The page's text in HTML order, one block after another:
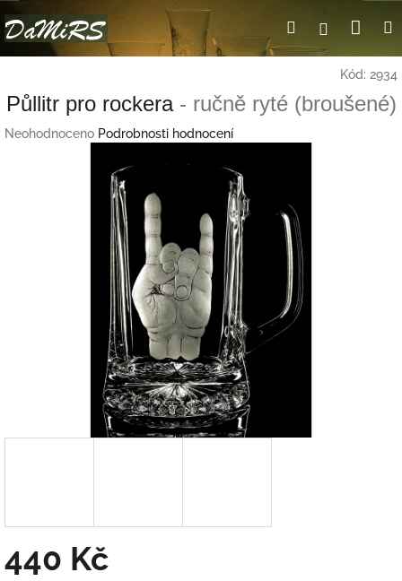
na
obsah
HledatPřihlášení
Kód: 2934
Půllitr pro rockera - ručně ryté (broušené)
Průměrné
Neohodnoceno Podrobnosti hodnocení
440 Kč